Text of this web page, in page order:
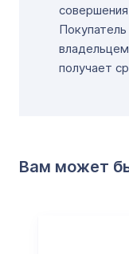
получает
Вам может